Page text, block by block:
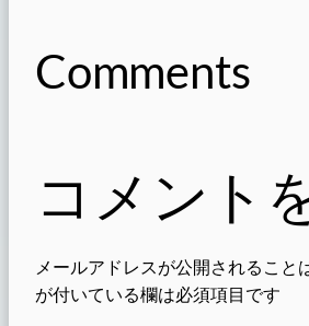
Comments
コメント
メールアドレスが公開されること
が付いている欄は必須項目です